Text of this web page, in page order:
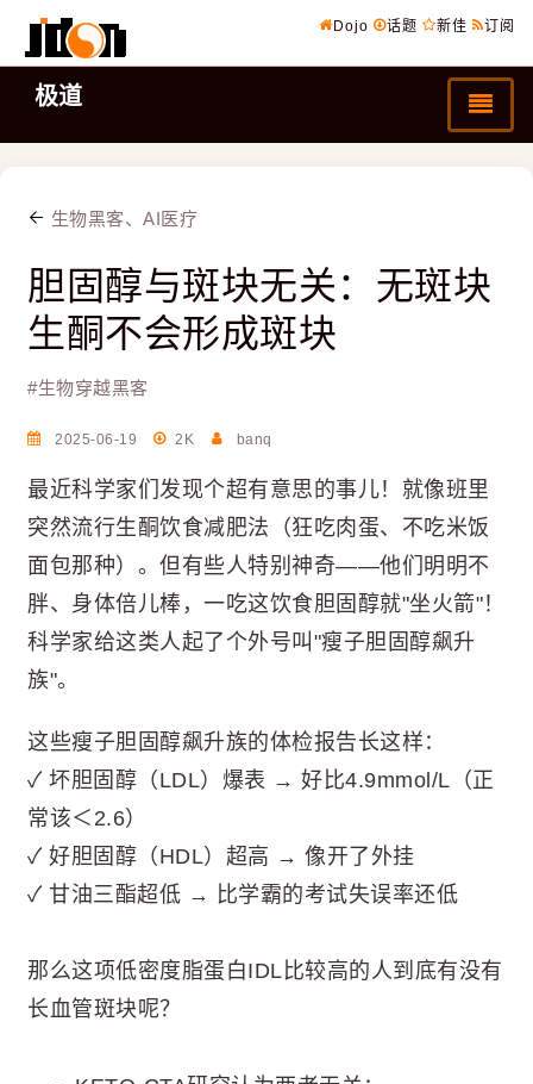
Dojo 话题 新佳 订阅
极道
生物黑客、AI医疗
胆固醇与斑块无关：无斑块
生酮不会形成斑块
#生物穿越黑客
2025-06-19 2K banq
最近科学家们发现个超有意思的事儿！就像班里
突然流行生酮饮食减肥法（狂吃肉蛋、不吃米饭
面包那种）。但有些人特别神奇——他们明明不
胖、身体倍儿棒，一吃这饮食胆固醇就"坐火箭"！
科学家给这类人起了个外号叫"瘦子胆固醇飙升
族"。
这些瘦子胆固醇飙升族的体检报告长这样：
✓ 坏胆固醇（LDL）爆表 → 好比4.9mmol/L（正
常该＜2.6）
✓ 好胆固醇（HDL）超高 → 像开了外挂
✓ 甘油三酯超低 → 比学霸的考试失误率还低
那么这项低密度脂蛋白IDL比较高的人到底有没有
长血管斑块呢？